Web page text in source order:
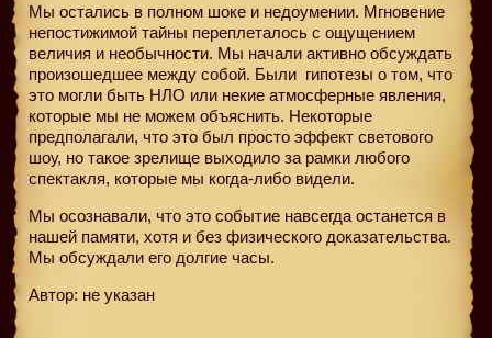
Мы остались в полном шоке и недоумении. Мгновение
непостижимой тайны переплеталось с ощущением
величия и необычности. Мы начали активно обсуждать
произошедшее между собой. Были гипотезы о том, что
это могли быть НЛО или некие атмосферные явления,
которые мы не можем объяснить. Некоторые
предполагали, что это был просто эффект светового
шоу, но такое зрелище выходило за рамки любого
спектакля, которые мы когда-либо видели.
Мы осознавали, что это событие навсегда останется в
нашей памяти, хотя и без физического доказательства.
Мы обсуждали его долгие часы.
Автор: не указан